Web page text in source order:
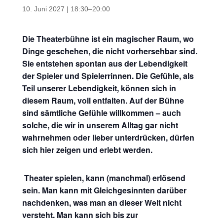
10. Juni 2027 | 18:30–20:00
Die Theaterbühne ist ein magischer Raum, wo
Dinge geschehen, die nicht vorhersehbar sind.
Sie entstehen spontan aus der Lebendigkeit
der Spieler und Spielerrinnen. Die Gefühle, als
Teil unserer Lebendigkeit, können sich in
diesem Raum, voll entfalten. Auf der Bühne
sind sämtliche Gefühle willkommen – auch
solche, die wir in unserem Alltag gar nicht
wahrnehmen oder lieber unterdrücken, dürfen
sich hier zeigen und erlebt werden.
Theater spielen, kann (manchmal) erlösend
sein. Man kann mit Gleichgesinnten darüber
nachdenken, was man an dieser Welt nicht
versteht. Man kann sich bis zur